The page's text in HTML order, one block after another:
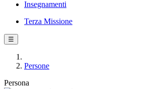
Insegnamenti
Terza Missione
☰
Persone
Persona